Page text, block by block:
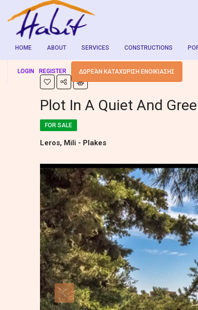
HOME ABOUT SERVICES CONSTRUCTIONS
LOGIN REGISTER ΔΩΡΕΆΝ ΚΑΤΑΧΏΡΙΣΗ ΕΝΟΙΚΊΑΣΗΣ
Plot In A Quiet And
FOR SALE
Leros, Mili - Plakes